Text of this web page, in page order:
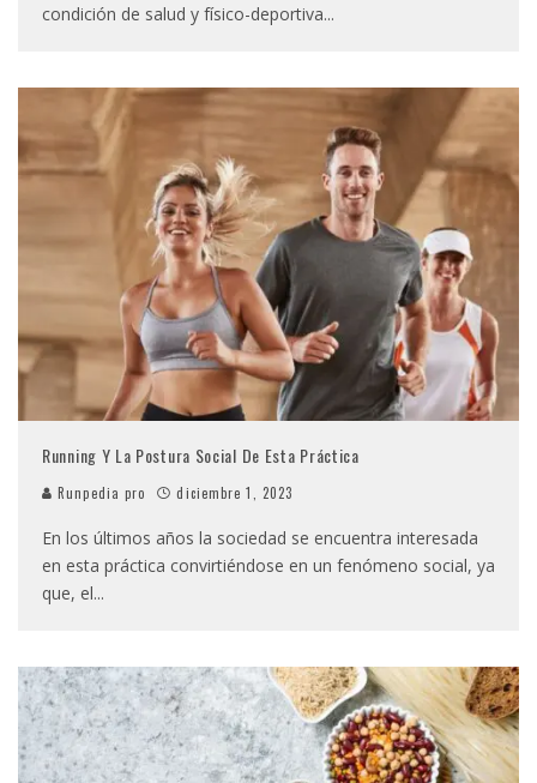
condición de salud y físico-deportiva...
Running Y La Postura Social De Esta Práctica
Runpedia pro diciembre 1, 2023
En los últimos años la sociedad se encuentra interesada
en esta práctica convirtiéndose en un fenómeno social, ya
que, el...